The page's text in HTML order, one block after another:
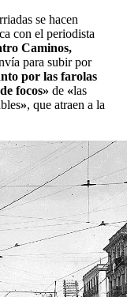
se hacen
con el periodista
Caminos,
para subir por
por las farolas
focos» de «las
», que atraen a la